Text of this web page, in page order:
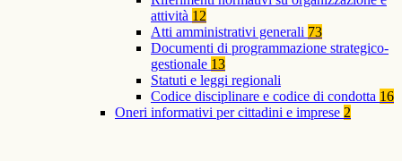
attività 12
Atti amministrativi generali 73
Documenti di programmazione strategico-
gestionale 13
Statuti e leggi regionali
Codice disciplinare e codice di condotta 16
Oneri informativi per cittadini e imprese 2